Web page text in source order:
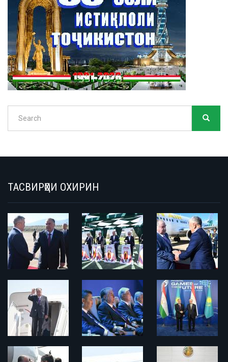
Search
ТАСВИРҲОИ ОХИРИН